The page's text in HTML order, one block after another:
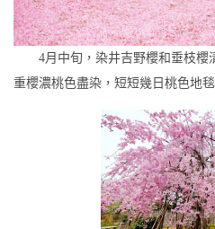
4月中旬，染井吉野櫻和垂枝櫻
重櫻濃桃色盡染，短短幾日桃色地